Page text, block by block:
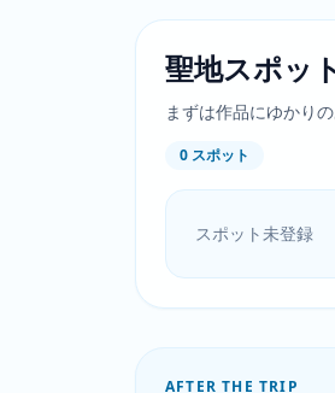
聖地スポッ
まずは作品にゆかり
0 スポット
スポット未登録
AFTER THE TRIP